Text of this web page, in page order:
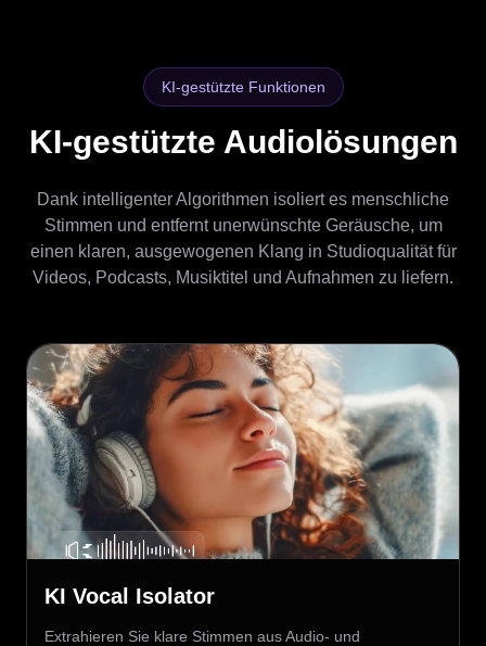
KI-gestützte Funktionen
KI-gestützte Audiolösungen
Dank intelligenter Algorithmen isoliert es menschliche
Stimmen und entfernt unerwünschte Geräusche, um
einen klaren, ausgewogenen Klang in Studioqualität für
Videos, Podcasts, Musiktitel und Aufnahmen zu liefern.
KI Vocal Isolator
Extrahieren Sie klare Stimmen aus Audio- und